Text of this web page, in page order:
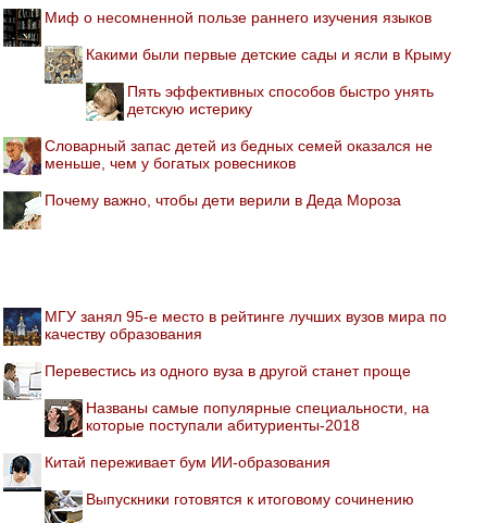
Миф о несомненной пользе раннего изучения языков
Какими были первые детские сады и ясли в Крыму
Пять эффективных способов быстро унять
детскую истерику
Словарный запас детей из бедных семей оказался не
меньше, чем у богатых ровесников
Почему важно, чтобы дети верили в Деда Мороза
МГУ занял 95-е место в рейтинге лучших вузов мира по
качеству образования
Перевестись из одного вуза в другой станет проще
Названы самые популярные специальности, на
которые поступали абитуриенты-2018
Китай переживает бум ИИ-образования
Выпускники готовятся к итоговому сочинению